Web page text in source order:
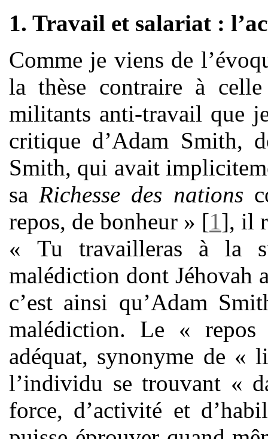
1. Travail et salariat :
Comme je viens de
la thèse contraire à
militants anti-travail que
critique d’Adam Smith,
Smith, qui avait
sa Richesse des nations
repos, de bonheur » [1 ], il
« Tu travailleras à la
malédiction dont Jéhovah
c’est ainsi qu’Adam
malédiction. Le « repos
adéquat, synonyme de «
l’individu se trouvant «
force, d’activité et